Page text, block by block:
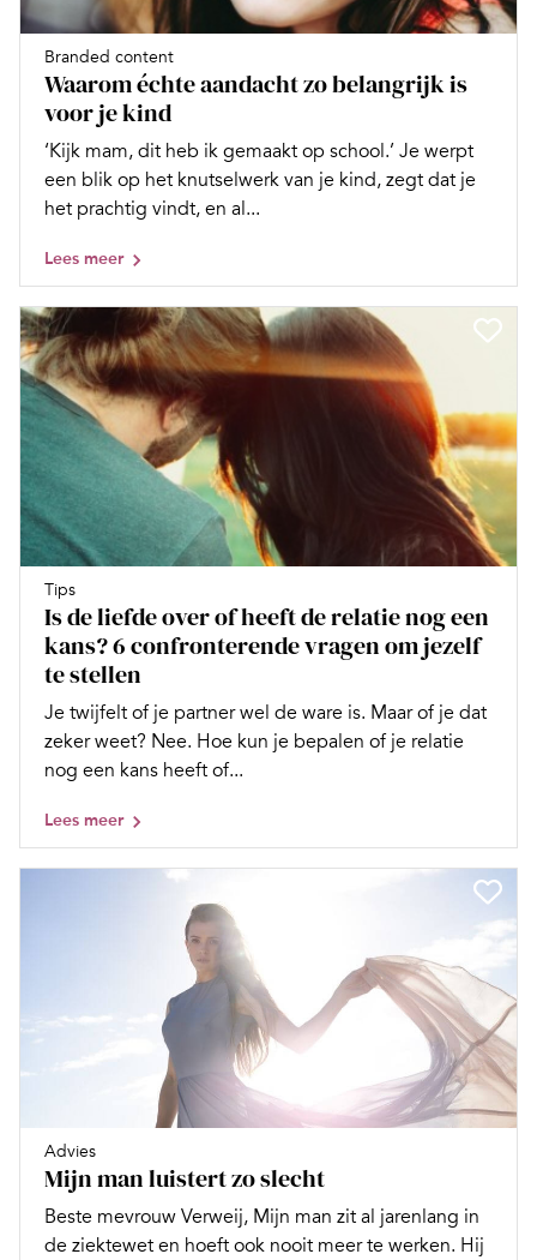
Branded content
Waarom échte aandacht zo belangrijk is
voor je kind
‘Kijk mam, dit heb ik gemaakt op school.’ Je werpt
een blik op het knutselwerk van je kind, zegt dat je
het prachtig vindt, en al...
Lees meer
Tips
Is de liefde over of heeft de relatie nog een
kans? 6 confronterende vragen om jezelf
te stellen
Je twijfelt of je partner wel de ware is. Maar of je dat
zeker weet? Nee. Hoe kun je bepalen of je relatie
nog een kans heeft of...
Lees meer
Advies
Mijn man luistert zo slecht
Beste mevrouw Verweij, Mijn man zit al jarenlang in
de ziektewet en hoeft ook nooit meer te werken. Hij